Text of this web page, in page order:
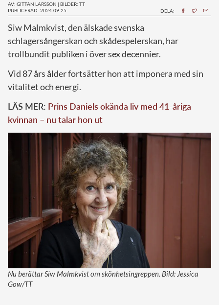
AV: GITTAN LARSSON | BILDER: TT
PUBLICERAD: 2024-09-25
DELA:
Siw Malmkvist, den älskade svenska
schlagersångerskan och skådespelerskan, har
trollbundit publiken i över sex decennier.
Vid 87 års ålder fortsätter hon att imponera med sin
vitalitet och energi.
LÄS MER: Prins Daniels okända liv med 41-åriga
kvinnan – nu talar hon ut
Nu berättar Siw Malmkvist om skönhetsingreppen. Bild: Jessica
Gow/TT